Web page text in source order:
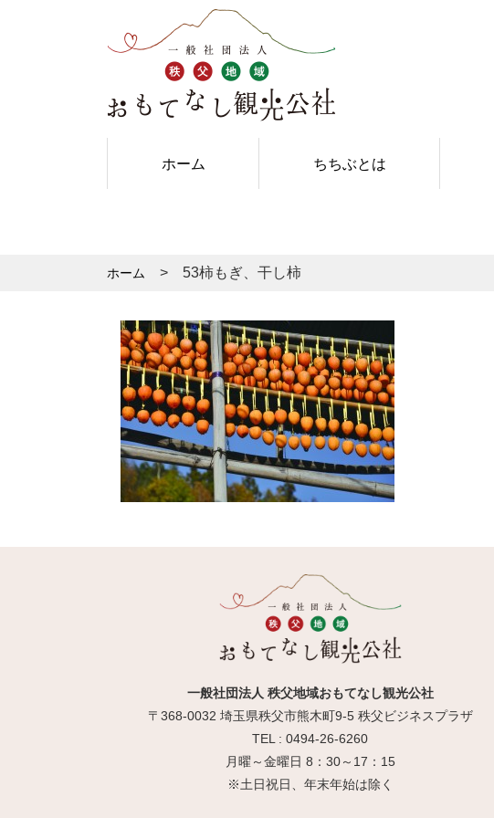
ホーム ちちぶとは
ホーム 53柿もぎ、干し柿
一般社団法人 秩父地域おもてなし観光公社
〒368-0032 埼玉県秩父市熊木町9-5 秩父ビジネスプラザ
TEL : 0494-26-6260
月曜～金曜日 8：30～17：15
※土日祝日、年末年始は除く